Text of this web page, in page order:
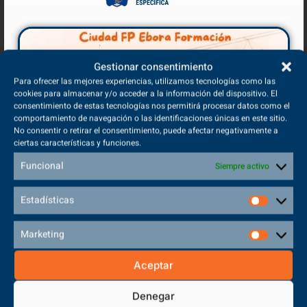
Gestionar consentimiento
Para ofrecer las mejores experiencias, utilizamos tecnologías como las
cookies para almacenar y/o acceder a la información del dispositivo. El
consentimiento de estas tecnologías nos permitirá procesar datos como el
comportamiento de navegación o las identificaciones únicas en este sitio.
No consentir o retirar el consentimiento, puede afectar negativamente a
ciertas características y funciones.
Funcional Siempre activo
Estadísticas
Marketing
Aceptar
Denegar
permite acceder a estudios universitarios relacionados con la
salud, como
Enfermería, Medicina, Física Médica o Imagen para
desarrollo profesional.